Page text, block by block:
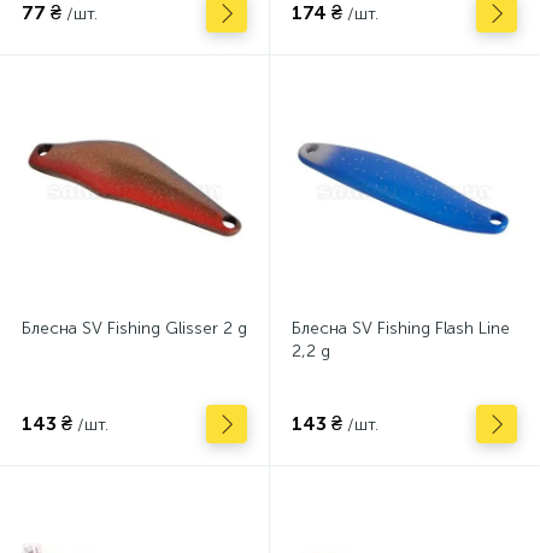
77 ₴ /шт. 174 ₴ /шт.
Блесна SV Fishing Glisser 2 g
143 ₴ /шт.
Блесна SV Fishing Flash Line
2,2 g
143 ₴ /шт.